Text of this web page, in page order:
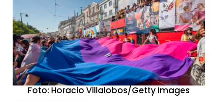
Foto: Horacio Villalobos/Getty Images